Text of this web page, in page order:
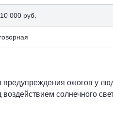
000 руб.
ожогов у
солнечного